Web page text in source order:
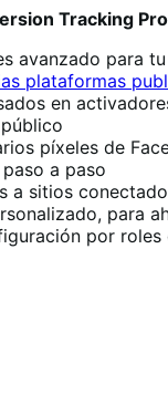
Tracking
avanzado para
plataformas
en
píxeles de
a paso
a sitios
para
por roles